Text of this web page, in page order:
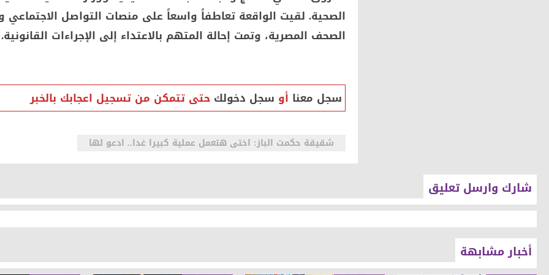
الصحية. لقيت الواقعة تعاطفاً واسعاً على منصات التواصل
الصحف المصرية، وتمت إحالة المتهم بالاعتداء إلى الإجراءات
سجل معنا أو سجل دخولك حتى تتمكن من تسجيل اعجابك بالخبر
شقيقة حكمت الباز: اختى هتعمل عملية كبيرا غدا.. ادعو لها
شارك وارسل تعليق
أخبار مشابهة